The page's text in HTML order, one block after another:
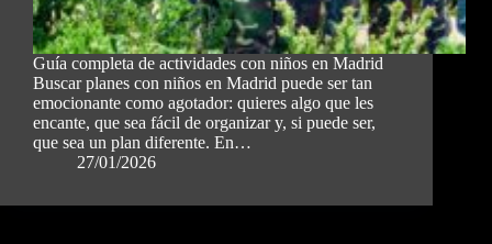
Guía completa de actividades con niños en Madrid
Buscar planes con niños en Madrid puede ser tan
emocionante como agotador: quieres algo que les
encante, que sea fácil de organizar y, si puede ser,
que sea un plan diferente. En…
27/01/2026